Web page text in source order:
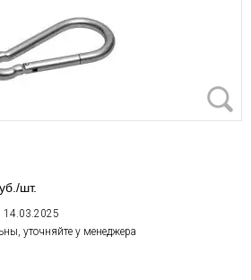
шт.
14.03.2025
уточняйте у менеджера